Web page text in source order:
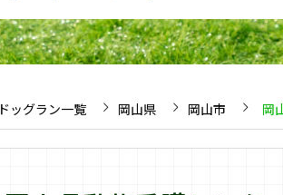
ドッグラン一覧 岡山県 岡山市 岡